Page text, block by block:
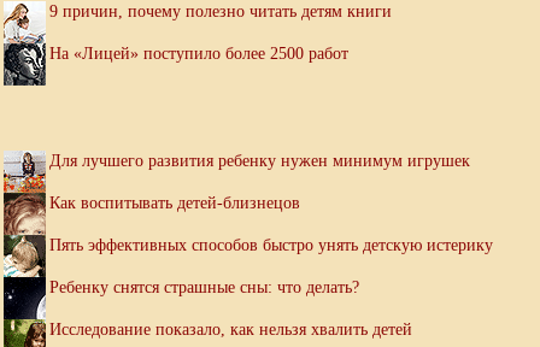
9 причин, почему полезно читать детям книги
На «Лицей» поступило более 2500 работ
Для лучшего развития ребенку нужен минимум игрушек
Как воспитывать детей-близнецов
Пять эффективных способов быстро унять детскую истерику
Ребенку снятся страшные сны: что делать?
Исследование показало, как нельзя хвалить детей